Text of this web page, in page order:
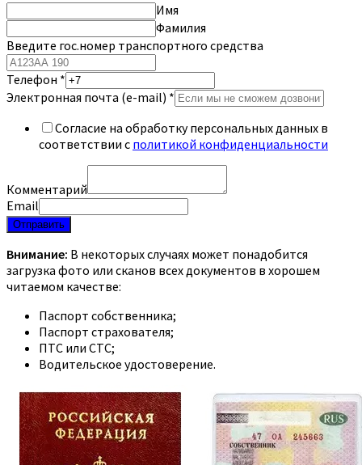
Имя
Фамилия
Введите гос.номер транспортного средства
Телефон *
Электронная почта (e-mail) *
Согласие на обработку персональных данных в
соответствии с политикой конфиденциальности
Комментарий
Email
Отправить
Внимание: В некоторых случаях может понадобится
загрузка фото или сканов всех документов в хорошем
читаемом качестве:
Паспорт собственника;
Паспорт страхователя;
ПТС или СТС;
Водительское удостоверение.